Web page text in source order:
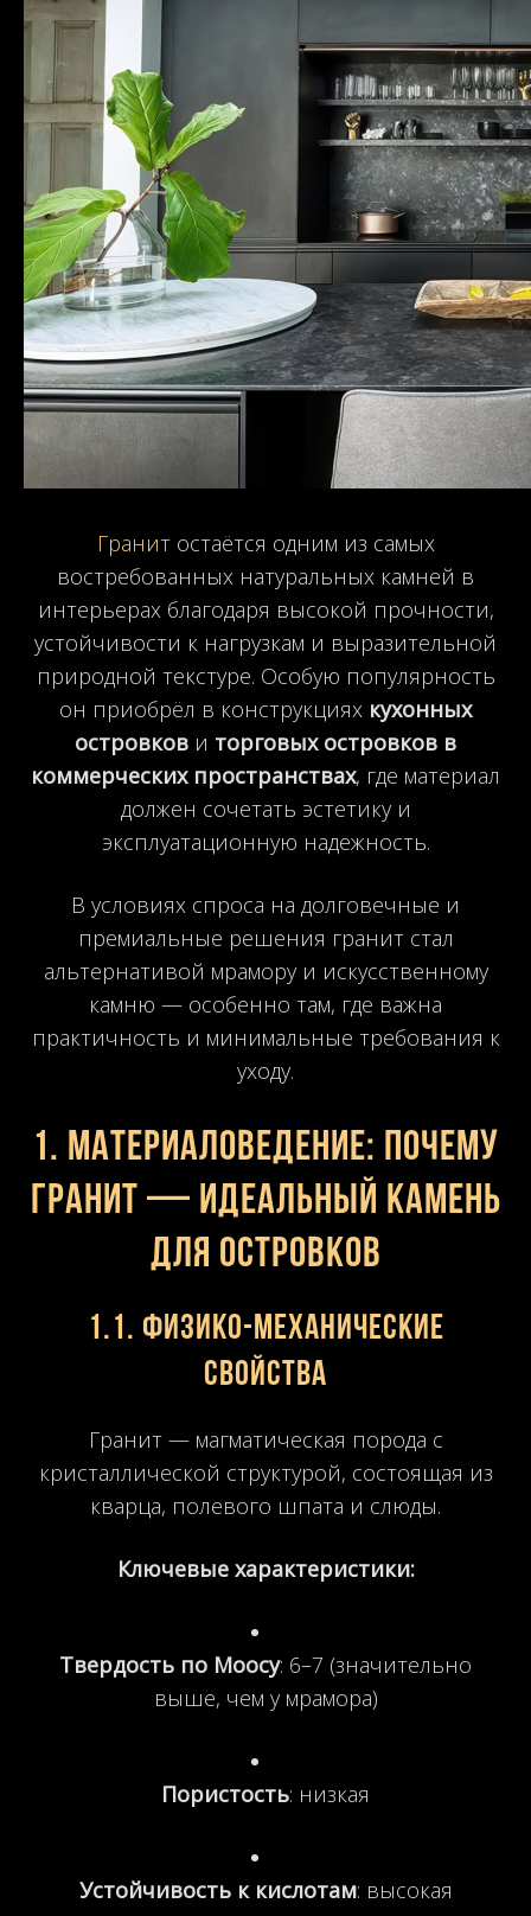
Гранитостаётся одним из самых
востребованных натуральных камней в
интерьерах благодаря высокой прочности,
устойчивости к нагрузкам и выразительной
природной текстуре. Особую популярность
он приобрёл в конструкциях кухонных
островков и торговых островков в
коммерческих пространствах, где материал
должен сочетать эстетику и
эксплуатационную надежность.
В условиях спроса на долговечные и
премиальные решения гранит стал
альтернативой мрамору и искусственному
камню — особенно там, где важна
практичность и минимальные требования к
уходу.
1. Материаловедение: почему
гранит — идеальный камень
для островков
1.1. Физико-механические
свойства
Гранит — магматическая порода с
кристаллической структурой, состоящая из
кварца, полевого шпата и слюды.
Ключевые характеристики:
Твердость по Моосу: 6–7 (значительно
выше, чем у мрамора)
Пористость: низкая
Устойчивость к кислотам: высокая